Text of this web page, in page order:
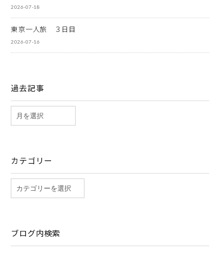
2026-07-18
東京一人旅 ３日目
2026-07-16
過去記事
カテゴリー
ブログ内検索